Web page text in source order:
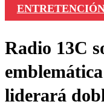
Radio 13C
liderará